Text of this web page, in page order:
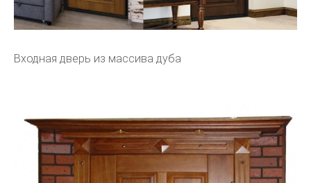
Входная дверь из массива дуба